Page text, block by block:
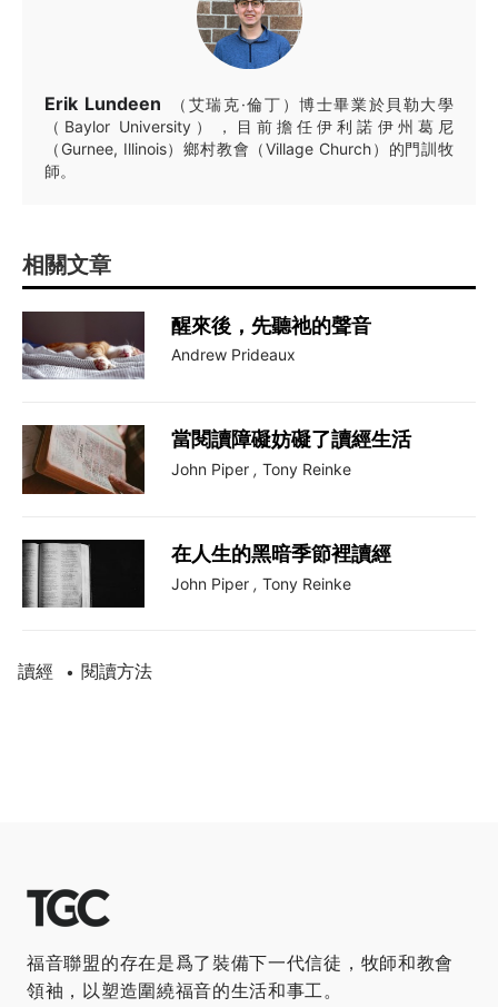
Erik Lundeen
（艾瑞克·倫丁）博士畢業於貝勒大學
（Baylor University），目前擔任伊利諾伊州葛尼
（Gurnee, Illinois）鄉村教會（Village Church）的門訓牧
師。
相關文章
醒來後，先聽祂的聲音
Andrew Prideaux
當閱讀障礙妨礙了讀經生活
John Piper , Tony Reinke
在人生的黑暗季節裡讀經
John Piper , Tony Reinke
讀經 • 閱讀方法
福音聯盟的存在是爲了裝備下一代信徒，牧師和教會
領袖，以塑造圍繞福音的生活和事工。